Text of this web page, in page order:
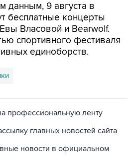
данным, 9 августа в
бесплатные концерты
Власовой и Bearwolf.
спортивного фестиваля
единоборств.
профессиональную ленту
главных новостей сайта
новости в официальном